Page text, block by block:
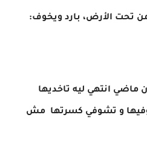
تحت الأرض، بارد ويخوف:
انتهي ليه تاخديها
و تشوفي كسرتها مش